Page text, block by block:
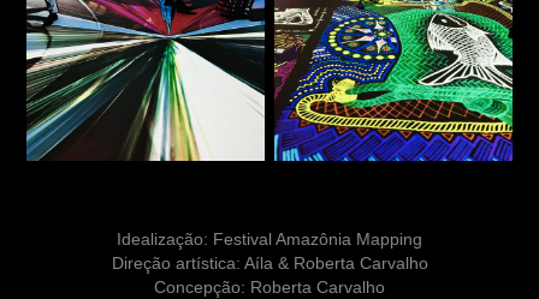
Idealização: Festival Amazônia Mapping
Direção artística: Aíla & Roberta Carvalho
Concepção: Roberta Carvalho